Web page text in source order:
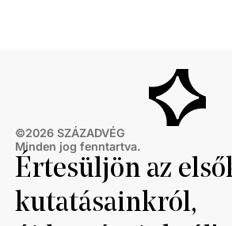
Györggyel egyértelműen
©2026 SZÁZADVÉG
Minden jog fenntartva.
Értesüljön az
kutatásainkról,